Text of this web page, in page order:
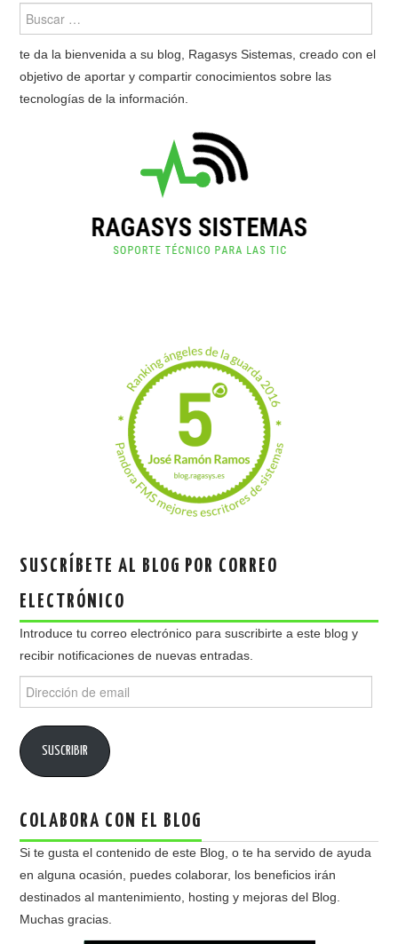
te da la bienvenida a su blog, Ragasys Sistemas, creado con el
objetivo de aportar y compartir conocimientos sobre las
tecnologías de la información.
SUSCRÍBETE AL BLOG POR CORREO
ELECTRÓNICO
Introduce tu correo electrónico para suscribirte a este blog y
recibir notificaciones de nuevas entradas.
de
SUSCRIBIR
COLABORA CON EL BLOG
Si te gusta el contenido de este Blog, o te ha servido de ayuda
en alguna ocasión, puedes colaborar, los beneficios irán
destinados al mantenimiento, hosting y mejoras del Blog.
Muchas gracias.